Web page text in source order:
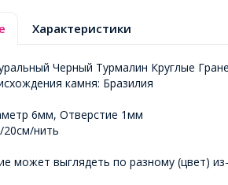
Характеристики
Черный Турмалин Круглые
камня: Бразилия
6мм, Отверстие 1мм
нить
может выглядеть по разному (цвет)